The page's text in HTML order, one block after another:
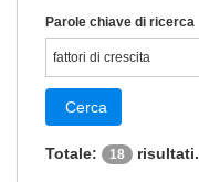
Parole chiave di ricerca
Cerca
Totale: 18 risultati.